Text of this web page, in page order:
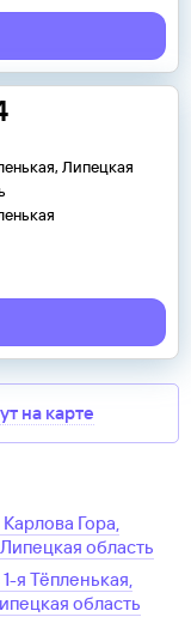
Липецкая
на карте
Карлова Гора,
область
1-я Тёпленькая,
область